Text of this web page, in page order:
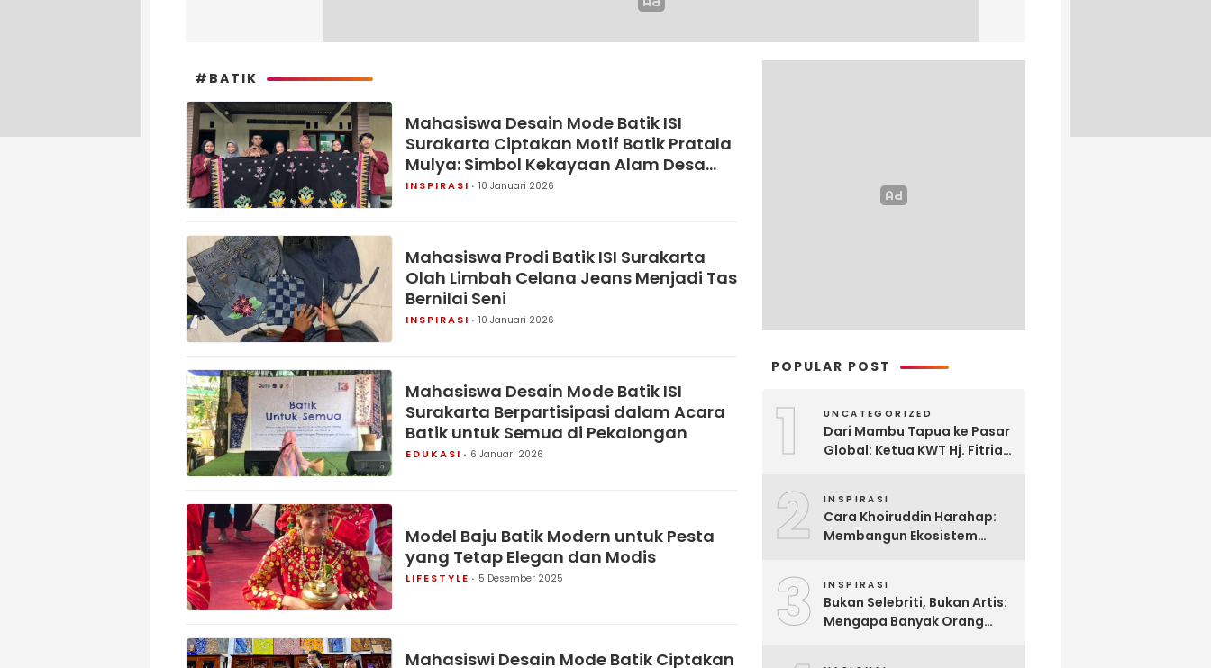
#BATIK
Mahasiswa Desain Mode Batik ISI
Surakarta Ciptakan Motif Batik Pratala
Mulya: Simbol Kekayaan Alam Desa
Banyuanyar
INSPIRASI 10 Januari 2026
Mahasiswa Prodi Batik ISI Surakarta
Olah Limbah Celana Jeans Menjadi Tas
Bernilai Seni
INSPIRASI 10 Januari 2026
Mahasiswa Desain Mode Batik ISI
Surakarta Berpartisipasi dalam Acara
Batik untuk Semua di Pekalongan
EDUKASI 6 Januari 2026
Model Baju Batik Modern untuk Pesta
yang Tetap Elegan dan Modis
LIFESTYLE 5 Desember 2025
Mahasiswi Desain Mode Batik Ciptakan
POPULAR POST
1 UNCATEGORIZED
Dari Mambu Tapua ke Pasar
Global: Ketua KWT Hj. Fitria
Negeri
2 INSPIRASI
Cara Khoiruddin Harahap:
Membangun Ekosistem
Digital
3 INSPIRASI
Bukan Selebriti, Bukan Artis:
Mengapa Banyak Orang